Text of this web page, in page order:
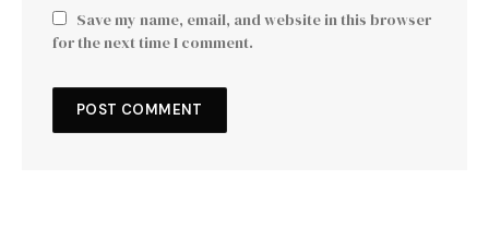
Save my name, email, and website in this browser
for the next time I comment.